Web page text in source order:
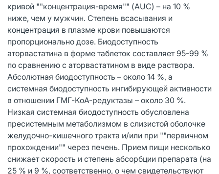
кривой ""концентрация-время"" (AUC) – на 10 %
ниже, чем у мужчин. Степень всасывания и
концентрация в плазме крови повышаются
пропорционально дозе. Биодоступность
аторвастатина в форме таблеток составляет 95-99 %
по сравнению с аторвастатином в виде раствора.
Абсолютная биодоступность – около 14 %, а
системная биодоступность ингибирующей активности
в отношении ГМГ-КоА-редуктазы – около 30 %.
Низкая системная биодоступность обусловлена
пресистемным метаболизмом в слизистой оболочке
желудочно-кишечного тракта и/или при ""первичном
прохождении"" через печень. Прием пищи несколько
снижает скорость и степень абсорбции препарата (на
25 % и 9 %, соответственно, о чем свидетельствуют